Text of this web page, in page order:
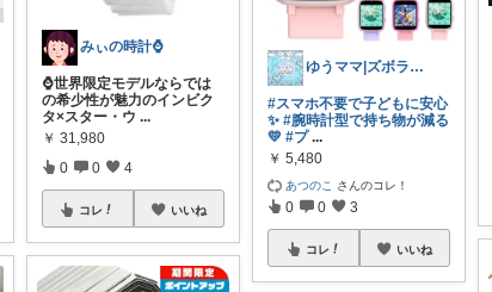
みぃの時計⌚
⌚世界限定モデルならでは
の希少性が魅力のインビク
タ×スター・ウ ...
￥ 31,980
0 0 4
コレ いいね
ゆうママ|ズボラ主婦|☺️
#スマホ不要で子どもに安心
✨ #腕時計型で持ち物が減る
💛 #プ ...
￥ 5,480
あつのこ さんのコレ！
0 0 3
コレ いいね